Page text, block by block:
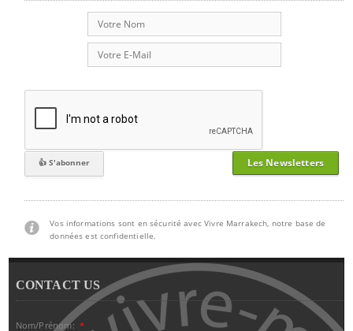
Les Newsletters
Vos informations sont en sécurité avec Vivre Marrakech, notre base de
données est confidentielle.
CONTACT US
Nom/Prénom: *